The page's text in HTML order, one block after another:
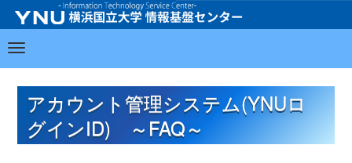
アカウント管理システム(YNUロ
グインID) ～FAQ～